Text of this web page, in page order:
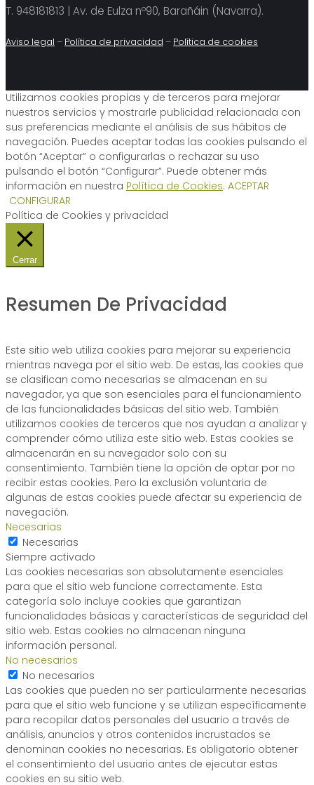
T. 948181813 | Av. de Eulza nº90, Barañáin (Navarra).
Aviso legal – Política de privacidad – Política de cookies
Utilizamos cookies propias y de terceros para mejorar
nuestros servicios y mostrarle publicidad relacionada con
sus preferencias mediante el análisis de sus hábitos de
navegación. Puedes aceptar todas las cookies pulsando el
botón “Aceptar” o configurarlas o rechazar su uso
pulsando el botón “Configurar”. Puede obtener más
información en nuestra Política de Cookies. ACEPTAR
CONFIGURAR
Política de Cookies y privacidad
Cerrar
Resumen De Privacidad
Este sitio web utiliza cookies para mejorar su experiencia
mientras navega por el sitio web. De estas, las cookies que
se clasifican como necesarias se almacenan en su
navegador, ya que son esenciales para el funcionamiento
de las funcionalidades básicas del sitio web. También
utilizamos cookies de terceros que nos ayudan a analizar y
comprender cómo utiliza este sitio web. Estas cookies se
almacenarán en su navegador solo con su
consentimiento. También tiene la opción de optar por no
recibir estas cookies. Pero la exclusión voluntaria de
algunas de estas cookies puede afectar su experiencia de
navegación.
Necesarias
Necesarias
Siempre activado
Las cookies necesarias son absolutamente esenciales
para que el sitio web funcione correctamente. Esta
categoría solo incluye cookies que garantizan
funcionalidades básicas y características de seguridad del
sitio web. Estas cookies no almacenan ninguna
información personal.
No necesarios
No necesarios
Las cookies que pueden no ser particularmente necesarias
para que el sitio web funcione y se utilizan específicamente
para recopilar datos personales del usuario a través de
análisis, anuncios y otros contenidos incrustados se
denominan cookies no necesarias. Es obligatorio obtener
el consentimiento del usuario antes de ejecutar estas
cookies en su sitio web.